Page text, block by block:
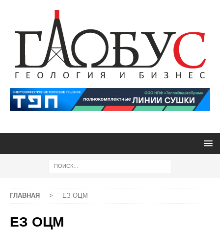
ГЛАВНАЯ > ЕЗ ОЦМ
ЕЗ ОЦМ